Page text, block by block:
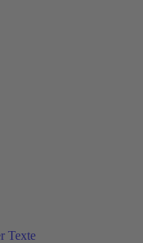
Texte